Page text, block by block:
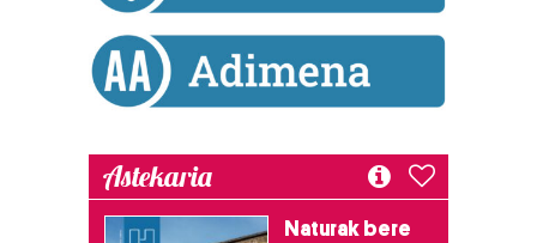
Astekaria
Naturak bere